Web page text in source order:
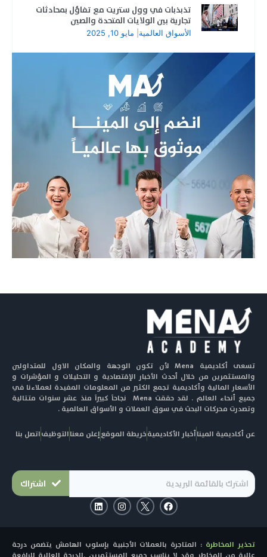
تذبذبات في وول ستريت مع تفاؤل بمحادثات
تجارية بين الولايات المتحدة والصين
الأسواق العالمية مايو 10, 2025
تسعى أكاديمية Mena لأن تكون الوجهة والمكان الاول للمتداولين
والمستثمرين من خلال أحدث الأخبار الإقتصادية و التحليلات و المؤشرات و
الأسعار المالية وأكاديمية تجمع الكثير من المعلومات المفيدة لعملاءنا في
جميع أنحاء العالم . لقد حققت Mena نجاحاً كبيراً منذ عشر سنوات متتالية
وتصدرت محركات البحث في سوق العملات و الأسواق العالمية .
عن أكاديمية الميناأخبار الأكاديميةخريطة الموقعإعلن معناالتوظيفاتصل بنا
اشتراك
F
a
c
o
I
n
s
g
L
i
n
d تحذير المخاطرة : المتاجرة بالعملات الأجنبية بإسلوب الهامش يتضمن درجة